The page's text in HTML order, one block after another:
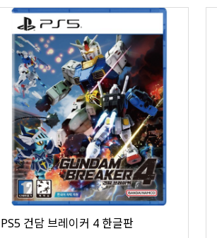
PS5 건담 브레이커 4 한글판